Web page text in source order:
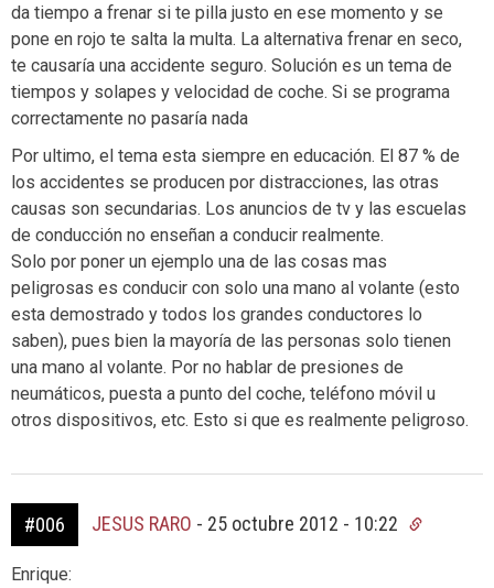
da tiempo a frenar si te pilla justo en ese momento y se
pone en rojo te salta la multa. La alternativa frenar en seco,
te causaría una accidente seguro. Solución es un tema de
tiempos y solapes y velocidad de coche. Si se programa
correctamente no pasaría nada
Por ultimo, el tema esta siempre en educación. El 87 % de
los accidentes se producen por distracciones, las otras
causas son secundarias. Los anuncios de tv y las escuelas
de conducción no enseñan a conducir realmente.
Solo por poner un ejemplo una de las cosas mas
peligrosas es conducir con solo una mano al volante (esto
esta demostrado y todos los grandes conductores lo
saben), pues bien la mayoría de las personas solo tienen
una mano al volante. Por no hablar de presiones de
neumáticos, puesta a punto del coche, teléfono móvil u
otros dispositivos, etc. Esto si que es realmente peligroso.
#006 JESUS RARO - 25 octubre 2012 - 10:22
Enrique: